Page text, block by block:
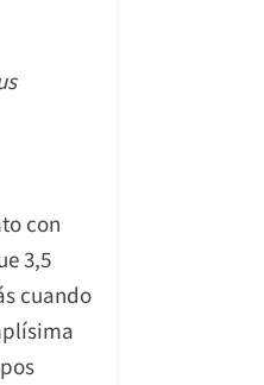
con
3,5
cuando